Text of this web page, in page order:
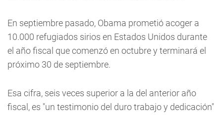
En septiembre pasado, Obama prometió acoger a
10.000 refugiados sirios en Estados Unidos durante
el año fiscal que comenzó en octubre y terminará el
próximo 30 de septiembre.
Esa cifra, seis veces superior a la del anterior año
fiscal, es "un testimonio del duro trabajo y dedicación"